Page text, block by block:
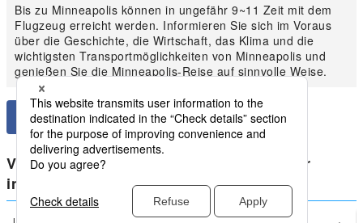
Bis zu Minneapolis können in ungefähr 9~11 Zeit mit dem
Flugzeug erreicht werden. Informieren Sie sich im Voraus
über die Geschichte, die Wirtschaft, das Klima und die
wichtigsten Transportmöglichkeiten von Minneapolis und
genießen Sie die Minneapolis-Reise auf sinnvolle Weise.
Vergleichen Sie die niedrigsten Preise für
inländische Amerika von Minneapolis
Los Angeles Minneapolis(MSP)